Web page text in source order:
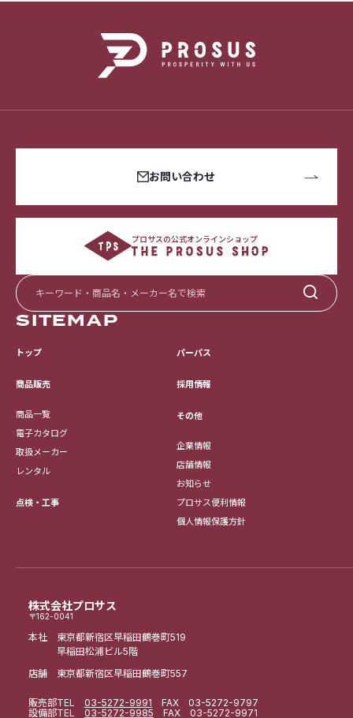
株式会社プロサス
〒162-0041
本社 東京都新宿区早稲田鶴巻町519
早稲田松浦ビル5階
店舗 東京都新宿区早稲田鶴巻町557
販売部TEL 03-5272-9991 FAX 03-5272-9797
設備部TEL 03-5272-9985 FAX 03-5272-9971
お問い合わせ
プロサスの公式オンラインショップ
SITEMAP
トップ
商品販売
商品一覧
電子カタログ
取扱メーカー
レンタル
点検・工事
パーパス
採用情報
その他
企業情報
店舗情報
お知らせ
プロサス便利情報
個人情報保護方針